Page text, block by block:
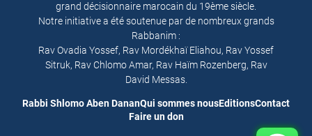
grand décisionnaire marocain du 19ème siècle.
Notre initiative a été soutenue par de nombreux grands
Rabbanim :
Rav Ovadia Yossef, Rav Mordékhaï Eliahou, Rav Yossef
Sitruk, Rav Chlomo Amar, Rav Haïm Rozenberg, Rav
David Messas.
Rabbi Shlomo Aben DananQui sommes nousEditionsContact
Faire un don